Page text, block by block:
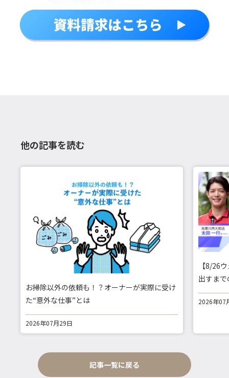
他の記事を読む
お掃除以外の依頼も！？オーナーが実際に受け
た“意外な仕事”とは
2026年07月29日
【8/26
出すま
2026年07
記事一覧に戻る